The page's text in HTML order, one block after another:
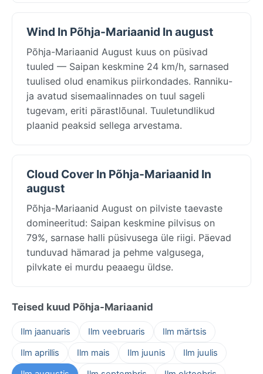
Wind In Põhja-Mariaanid In august
Põhja-Mariaanid August kuus on püsivad
tuuled — Saipan keskmine 24 km/h, sarnased
tuulised olud enamikus piirkondades. Ranniku-
ja avatud sisemaalinnades on tuul sageli
tugevam, eriti pärastlõunal. Tuuletundlikud
plaanid peaksid sellega arvestama.
Cloud Cover In Põhja-Mariaanid In
august
Põhja-Mariaanid August on pilviste taevaste
domineeritud: Saipan keskmine pilvisus on
79%, sarnase halli püsivusega üle riigi. Päevad
tunduvad hämarad ja pehme valgusega,
pilvkate ei murdu peaaegu üldse.
Teised kuud Põhja-Mariaanid
Ilm jaanuaris Ilm veebruaris
Ilm märtsis
Ilm aprillis
Ilm mais Ilm juunis
Ilm juulis